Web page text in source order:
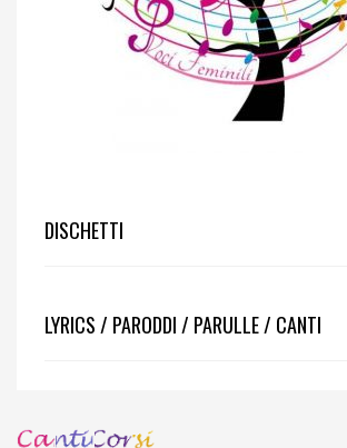
DISCHETTI
LYRICS / PARODDI / PARULLE / CANTI